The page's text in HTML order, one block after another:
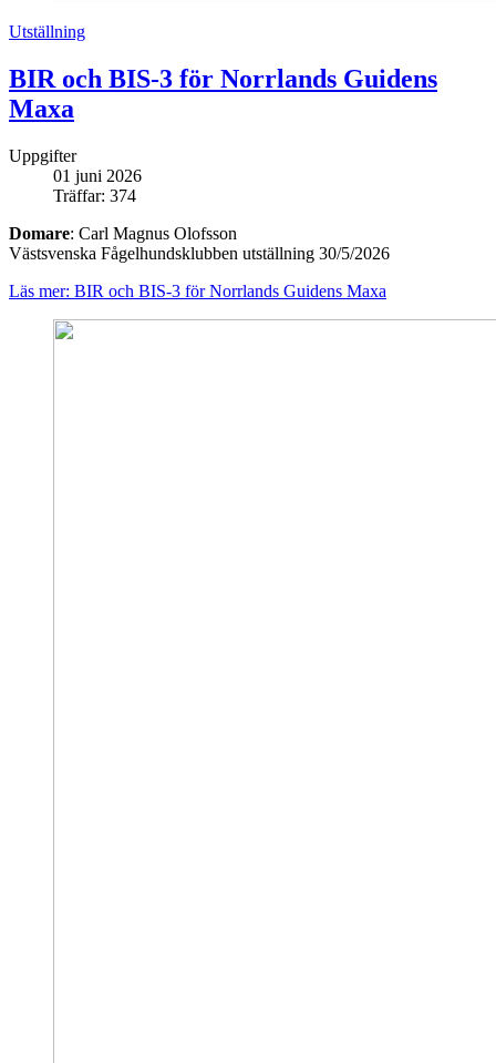
Utställning
BIR och BIS-3 för Norrlands Guidens
Maxa
Uppgifter
01 juni 2026
Träffar: 374
Domare: Carl Magnus Olofsson
Västsvenska Fågelhundsklubben utställning 30/5/2026
Läs mer: BIR och BIS-3 för Norrlands Guidens Maxa